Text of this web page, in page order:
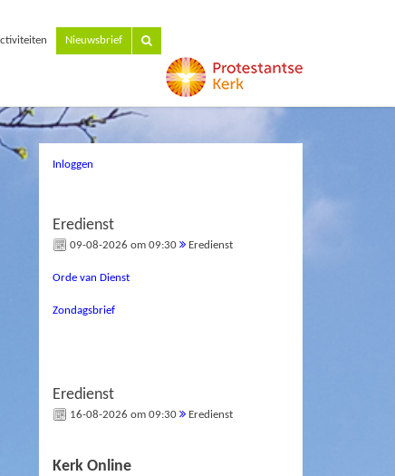
Nieuwsbrief
Inloggen
Eredienst
09-08-2026 om 09:30 Eredienst
Orde van Dienst
Zondagsbrief
Eredienst
16-08-2026 om 09:30 Eredienst
Kerk Online